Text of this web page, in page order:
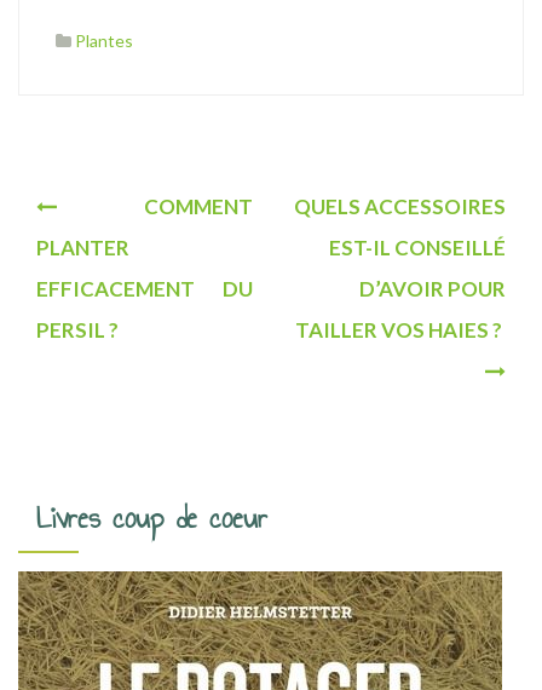
Plantes
N
o
n
d
COMMENT
PLANTER
EFFICACEMENT DU
PERSIL ?
QUELS ACCESSOIRES
EST-IL CONSEILLÉ
D’AVOIR POUR
TAILLER VOS HAIES ?
Livres coup de coeur